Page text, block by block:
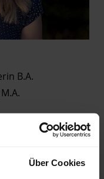
Über Cookies
B.A.